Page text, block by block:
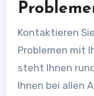
Kontaktieren
Problemen mit
steht Ihnen
Ihnen bei allen